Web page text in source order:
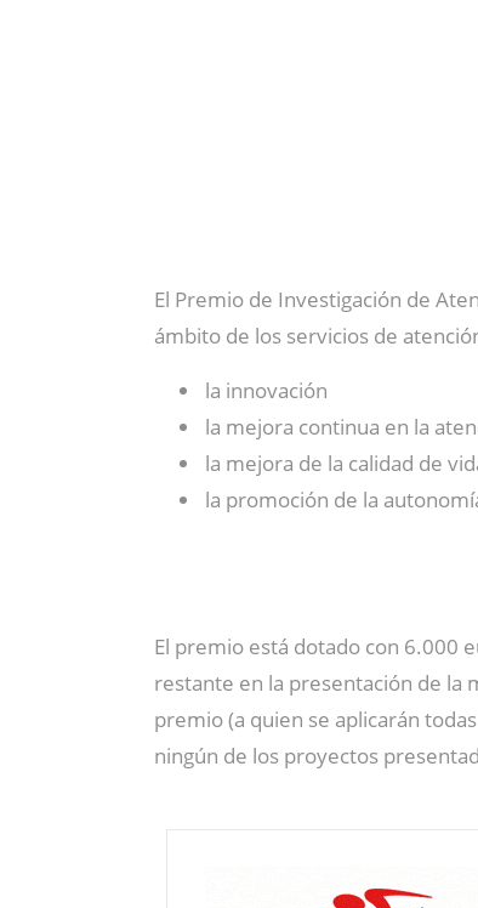
El Premio de Investigación de
ámbito de los servicios de
la innovación
la mejora continua en la
la mejora de la calidad de
la promoción de la
El premio está dotado con 6.000
restante en la presentación de la
premio (a quien se aplicarán
ningún de los proyectos